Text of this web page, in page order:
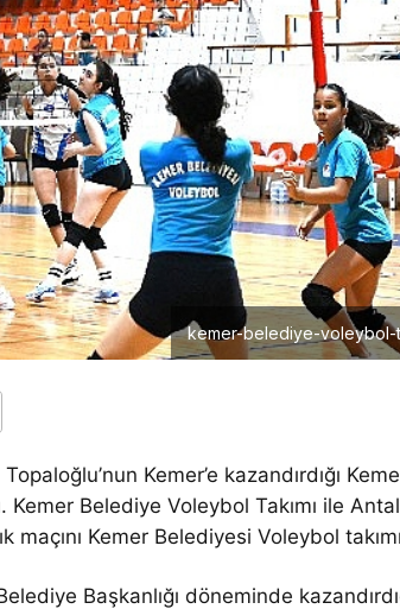
kemer-belediye-voleybol-
Kemer’e kazandırdığı
Kemer Belediye Voleybol Takımı ile
maçını Kemer Belediyesi Voleybol
Başkanlığı döneminde